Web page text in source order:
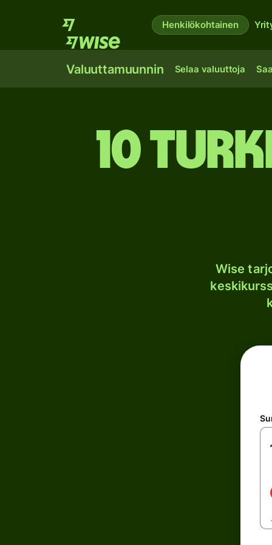
Henkilökohtainen
Valuuttamuunnin Selaa valuuttoja
10
Wise